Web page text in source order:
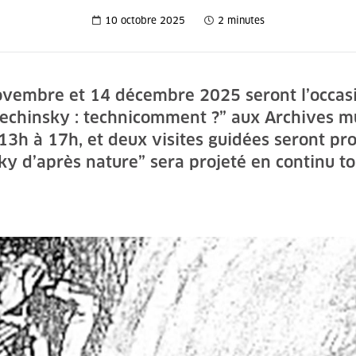
10 octobre 2025 2 minutes
et 14 décembre 2025 seront
: technicomment ?” aux Archives
à 17h, et deux visites guidées seront
d’après nature” sera projeté en continu